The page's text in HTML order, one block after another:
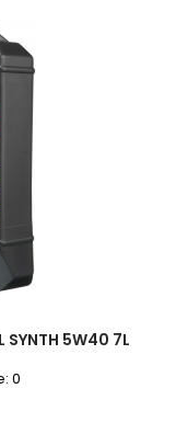
SYNTH 5W40 7L
0